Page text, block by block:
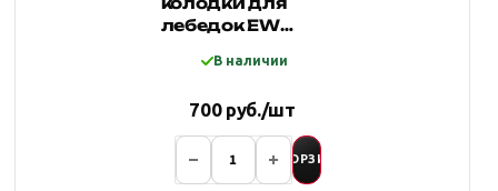
лебедок EW
В наличии
700 руб./шт
В КОРЗИНУ